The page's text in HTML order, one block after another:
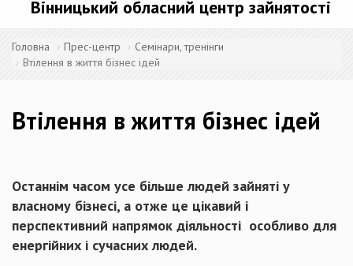
Вінницький обласний центр зайнятості
Головна Прес-центр
Семінари, тренінги
Втілення в життя бізнес ідей
Втілення в життя бізнес ідей
Останнім часом усе більше людей зайняті у
власному бізнесі, а отже це цікавий і
перспективний напрямок діяльності особливо для
енергійних і сучасних людей.